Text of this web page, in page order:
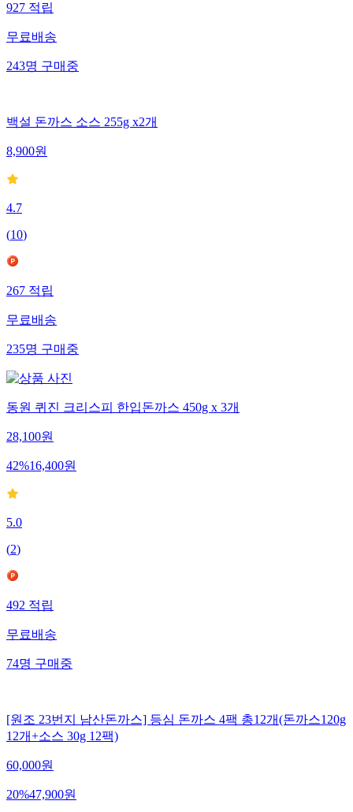
927 적립
무료배송
243명 구매중
백설 돈까스 소스 255g x2개
8,900원
4.7
(10)
267 적립
무료배송
235명 구매중
동원 퀴진 크리스피 한입돈까스 450g x 3개
28,100원
42%16,400원
5.0
(2)
492 적립
무료배송
74명 구매중
[원조 23번지 남산돈까스] 등심 돈까스 4팩 총12개(돈까스120g
12개+소스 30g 12팩)
60,000원
20%47,900원